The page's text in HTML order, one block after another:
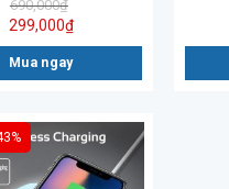
690,000₫
299,000₫
Mua ngay